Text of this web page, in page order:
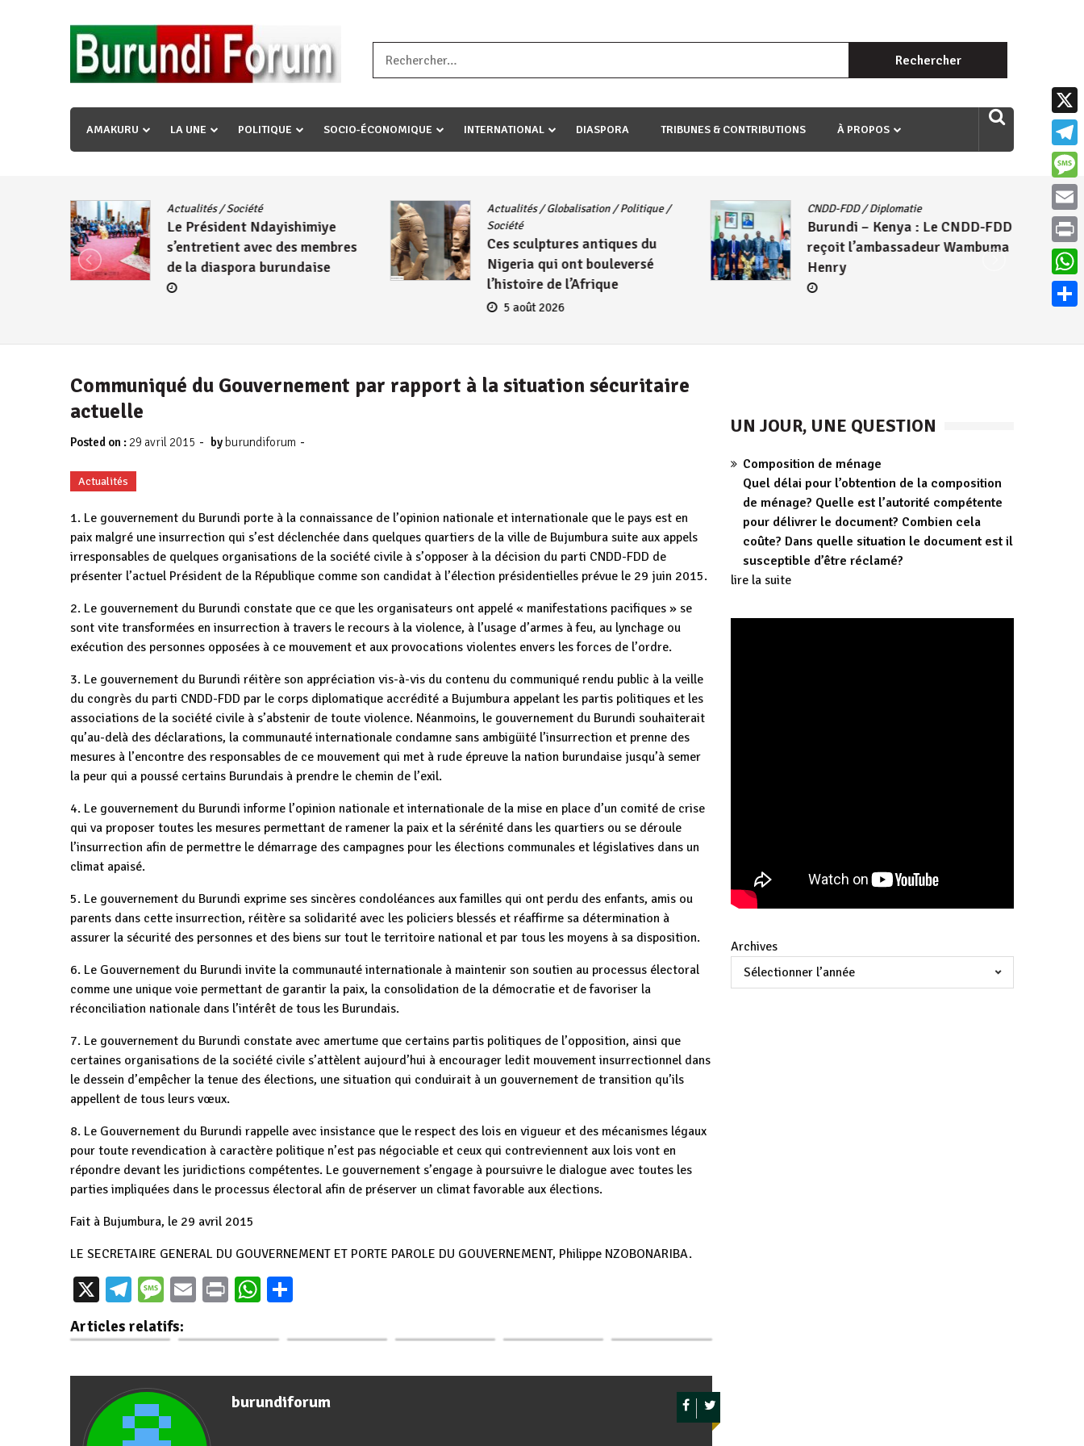
« Ingorane si ugupfa , ingorane ni ugupfa nabi ,gupfa ataco umariye umuryango wawe canke igihugu cakwibarutse .Wewe uri ngaha ndagusigiye iki kibazo : Uriko ukora iki kugira ngo
uzopfire neza umuryango n’igihugu cakwibarutse ? »
Rechercher :
AMAKURU LA UNE POLITIQUE SOCIO-ÉCONOMIQUE INTERNATIONAL DIASPORA TRIBUNES & CONTRIBUTIONS À PROPOS
Actualités/Société
Le Président Ndayishimiye
s’entretient avec des membres
de la diaspora burundaise
Actualités/Globalisation/Politique/
Société
Ces sculptures antiques du
Nigeria qui ont bouleversé
l’histoire de l’Afrique
5 août 2026
CNDD-FDD/Diplomatie
Burundi – Kenya : Le CNDD-FDD
reçoit l’ambassadeur Wambuma
Henry
Communiqué du Gouvernement par rapport à la situation sécuritaire
actuelle
Posted on : 29 avril 2015 - by burundiforum -
Actualités
1. Le gouvernement du Burundi porte à la connaissance de l’opinion nationale et internationale que le pays est en
paix malgré une insurrection qui s’est déclenchée dans quelques quartiers de la ville de Bujumbura suite aux appels
irresponsables de quelques organisations de la société civile à s’opposer à la décision du parti CNDD-FDD de
présenter l’actuel Président de la République comme son candidat à l’élection présidentielles prévue le 29 juin 2015.
2. Le gouvernement du Burundi constate que ce que les organisateurs ont appelé « manifestations pacifiques » se
sont vite transformées en insurrection à travers le recours à la violence, à l’usage d’armes à feu, au lynchage ou
exécution des personnes opposées à ce mouvement et aux provocations violentes envers les forces de l’ordre.
3. Le gouvernement du Burundi réitère son appréciation vis-à-vis du contenu du communiqué rendu public à la veille
du congrès du parti CNDD-FDD par le corps diplomatique accrédité a Bujumbura appelant les partis politiques et les
associations de la société civile à s’abstenir de toute violence. Néanmoins, le gouvernement du Burundi souhaiterait
qu’au-delà des déclarations, la communauté internationale condamne sans ambigüité l’insurrection et prenne des
mesures à l’encontre des responsables de ce mouvement qui met à rude épreuve la nation burundaise jusqu’à semer
la peur qui a poussé certains Burundais à prendre le chemin de l’exil.
4. Le gouvernement du Burundi informe l’opinion nationale et internationale de la mise en place d’un comité de crise
qui va proposer toutes les mesures permettant de ramener la paix et la sérénité dans les quartiers ou se déroule
l’insurrection afin de permettre le démarrage des campagnes pour les élections communales et législatives dans un
climat apaisé.
5. Le gouvernement du Burundi exprime ses sincères condoléances aux familles qui ont perdu des enfants, amis ou
parents dans cette insurrection, réitère sa solidarité avec les policiers blessés et réaffirme sa détermination à
assurer la sécurité des personnes et des biens sur tout le territoire national et par tous les moyens à sa disposition.
6. Le Gouvernement du Burundi invite la communauté internationale à maintenir son soutien au processus électoral
comme une unique voie permettant de garantir la paix, la consolidation de la démocratie et de favoriser la
réconciliation nationale dans l’intérêt de tous les Burundais.
7. Le gouvernement du Burundi constate avec amertume que certains partis politiques de l’opposition, ainsi que
certaines organisations de la société civile s’attèlent aujourd’hui à encourager ledit mouvement insurrectionnel dans
le dessein d’empêcher la tenue des élections, une situation qui conduirait à un gouvernement de transition qu’ils
appellent de tous leurs vœux.
8. Le Gouvernement du Burundi rappelle avec insistance que le respect des lois en vigueur et des mécanismes légaux
pour toute revendication à caractère politique n’est pas négociable et ceux qui contreviennent aux lois vont en
répondre devant les juridictions compétentes. Le gouvernement s’engage à poursuivre le dialogue avec toutes les
parties impliquées dans le processus électoral afin de préserver un climat favorable aux élections.
Fait à Bujumbura, le 29 avril 2015
LE SECRETAIRE GENERAL DU GOUVERNEMENT ET PORTE PAROLE DU GOUVERNEMENT, Philippe NZOBONARIBA.
X Telegram
Message
EmailPrintWhatsApp
Articles relatifs:
Sénat: trois
membres du
expliquent la…
Situation des
burundiforum
UN JOUR, UNE QUESTION
Composition de ménage
Quel délai pour l’obtention de la composition
de ménage? Quelle est l’autorité compétente
pour délivrer le document? Combien cela
coûte? Dans quelle situation le document est il
susceptible d’être réclamé?
lire la suite
Archives
X
Email
Print